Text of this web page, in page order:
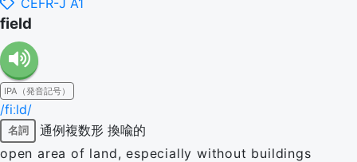
field
IPA（発音記号）
/fiːld/
名詞 通例複数形 換喩的
open area of land, especially without buildings